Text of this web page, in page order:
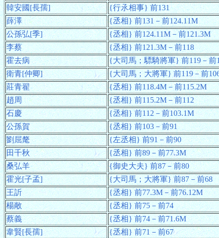
韓安國[長孺]
{行氶相事} 前131
薛澤
{丞相} 前131－前124.11M
公孫弘[季]
{丞相} 前124.11M－前121.3M
李蔡
{丞相} 前121.3M－前118
霍去病
{大司馬；驃騎將軍} 前119－前
衛青[仲卿]
{大司馬；大將軍} 前119－前
莊青翟
{丞相} 前118.4M－前115.2M
趙周
{丞相} 前115.2M－前112
石慶
{丞相} 前112－前103.1M
公孫賀
{丞相} 前103－前91
劉屈氂
{左丞相} 前91－前90
田千秋
{丞相} 前89－前77.3M
桑弘羊
{御史大夫} 前87－前80
霍光[子孟]
{大司馬；大將軍} 前87－前68
王訢
{丞相} 前77.3M－前76.12M
楊敞
{丞相} 前75－前74
蔡義
{丞相} 前74－前71.6M
韋賢[長孺]
{丞相} 前71－前67